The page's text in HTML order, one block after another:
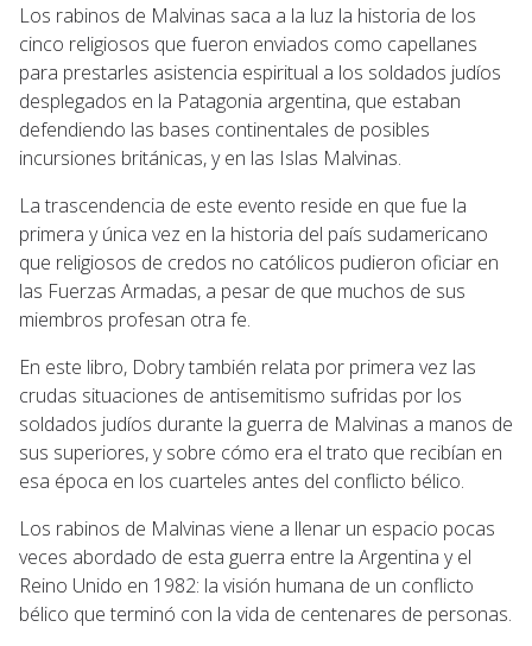
Los rabinos de Malvinas saca a la luz la historia de los
cinco religiosos que fueron enviados como capellanes
para prestarles asistencia espiritual a los soldados judíos
desplegados en la Patagonia argentina, que estaban
defendiendo las bases continentales de posibles
incursiones británicas, y en las Islas Malvinas.
La trascendencia de este evento reside en que fue la
primera y única vez en la historia del país sudamericano
que religiosos de credos no católicos pudieron oficiar en
las Fuerzas Armadas, a pesar de que muchos de sus
miembros profesan otra fe.
En este libro, Dobry también relata por primera vez las
crudas situaciones de antisemitismo sufridas por los
soldados judíos durante la guerra de Malvinas a manos de
sus superiores, y sobre cómo era el trato que recibían en
esa época en los cuarteles antes del conflicto bélico.
Los rabinos de Malvinas viene a llenar un espacio pocas
veces abordado de esta guerra entre la Argentina y el
Reino Unido en 1982: la visión humana de un conflicto
bélico que terminó con la vida de centenares de personas.